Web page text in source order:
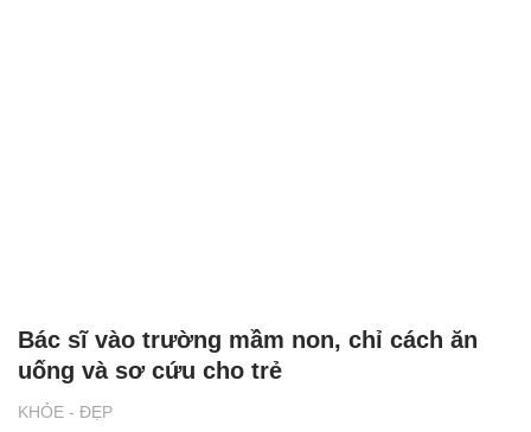
KHỎE - ĐẸP
Bác sĩ vào trường mầm non, chỉ cách ăn
uống và sơ cứu cho trẻ